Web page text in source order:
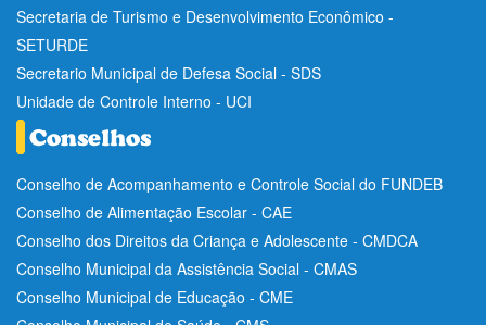
Secretaria de Turismo e Desenvolvimento Econômico -
SETURDE
Secretario Municipal de Defesa Social - SDS
Unidade de Controle Interno - UCI
Conselho de Acompanhamento e Controle Social do FUNDEB
Conselho de Alimentação Escolar - CAE
Conselho dos Direitos da Criança e Adolescente - CMDCA
Conselho Municipal da Assistência Social - CMAS
Conselho Municipal de Educação - CME